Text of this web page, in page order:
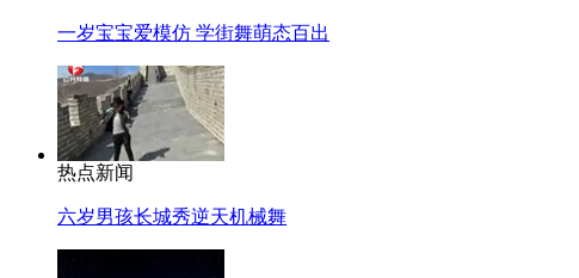
一岁宝宝爱模仿 学街舞萌态百出
热点新闻
六岁男孩长城秀逆天机械舞